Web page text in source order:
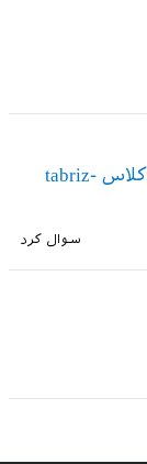
نوشتن «سمینار» به جای «پایان‌نامه» در کلاس tabriz-
سوال کرد